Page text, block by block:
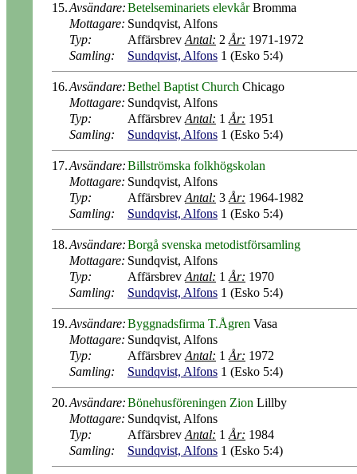
15.Avsändare:Betelseminariets elevkårBromma
Mottagare: Sundqvist, Alfons
Typ:
Affärsbrev Antal: 2 År: 1971-1972
Samling:
Sundqvist, Alfons 1 (Esko 5:4)
16.Avsändare:Bethel Baptist Church Chicago
Mottagare: Sundqvist, Alfons
Typ:
Affärsbrev Antal: 1 År: 1951
Samling:
Sundqvist, Alfons 1 (Esko 5:4)
17.Avsändare:Billströmska folkhögskolan
Mottagare: Sundqvist, Alfons
Typ:
Affärsbrev Antal: 3 År: 1964-1982
Samling:
Sundqvist, Alfons 1 (Esko 5:4)
18.Avsändare:Borgå svenska metodistförsamling
Mottagare: Sundqvist, Alfons
Typ:
Affärsbrev Antal: 1 År: 1970
Samling:
Sundqvist, Alfons 1 (Esko 5:4)
19.Avsändare:Byggnadsfirma T.Ågren Vasa
Mottagare: Sundqvist, Alfons
Typ:
Affärsbrev Antal: 1 År: 1972
Samling:
Sundqvist, Alfons 1 (Esko 5:4)
20.Avsändare:Bönehusföreningen Zion Lillby
Mottagare: Sundqvist, Alfons
Typ:
Affärsbrev Antal: 1 År: 1984
Samling:
Sundqvist, Alfons 1 (Esko 5:4)